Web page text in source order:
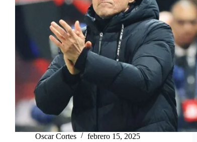
Oscar Cortes febrero 15, 2025